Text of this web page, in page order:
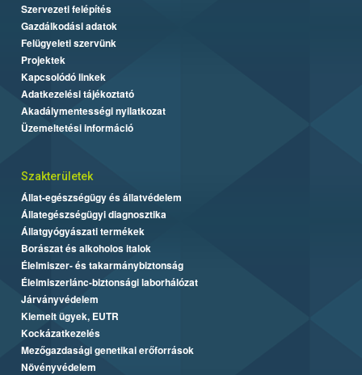
Szervezeti felépítés
Gazdálkodási adatok
Felügyeleti szervünk
Projektek
Kapcsolódó linkek
Adatkezelési tájékoztató
Akadálymentességi nyilatkozat
Üzemeltetési információ
Szakterületek
Állat-egészségügy és állatvédelem
Állategészségügyi diagnosztika
Állatgyógyászati termékek
Borászat és alkoholos italok
Élelmiszer- és takarmánybiztonság
Élelmiszerlánc-biztonsági laborhálózat
Járványvédelem
Kiemelt ügyek, EUTR
Kockázatkezelés
Mezőgazdasági genetikai erőforrások
Növényvédelem